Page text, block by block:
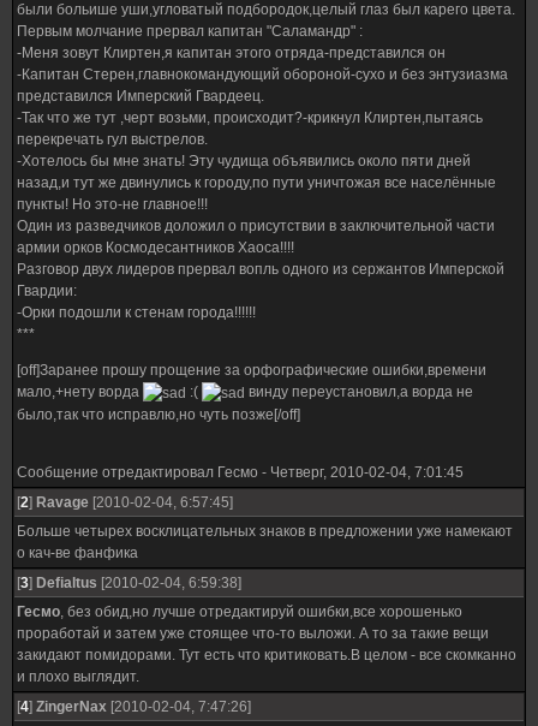
были больише уши,угловатый подбородок,целый глаз был карего цвета.
Первым молчание прервал капитан "Саламандр" :
-Меня зовут Клиртен,я капитан этого отряда-представился он
-Капитан Стерен,главнокомандующий обороной-сухо и без энтузиазма
представился Имперский Гвардеец.
-Так что же тут ,черт возьми, происходит?-крикнул Клиртен,пытаясь
перекречать гул выстрелов.
-Хотелось бы мне знать! Эту чудища объявились около пяти дней
назад,и тут же двинулись к городу,по пути уничтожая все населённые
пункты! Но это-не главное!!!
Один из разведчиков доложил о присутствии в заключительной части
армии орков Космодесантников Хаоса!!!!
Разговор двух лидеров прервал вопль одного из сержантов Имперской
Гвардии:
-Орки подошли к стенам города!!!!!!
***
[off]Заранее прошу прощение за орфографические ошибки,времени
мало,+нету ворда
:(
винду переустановил,а ворда не
было,так что исправлю,но чуть позже[/off]
Сообщение отредактировал Гесмо - Четверг, 2010-02-04, 7:01:45
[2] Ravage [2010-02-04, 6:57:45]
Больше четырех восклицательных знаков в предложении уже намекают
о кач-ве фанфика
[3] Defialtus [2010-02-04, 6:59:38]
Гесмо, без обид,но лучше отредактируй ошибки,все хорошенько
проработай и затем уже стоящее что-то выложи. А то за такие вещи
закидают помидорами. Тут есть что критиковать.В целом - все скомканно
и плохо выглядит.
[4] ZingerNax [2010-02-04, 7:47:26]